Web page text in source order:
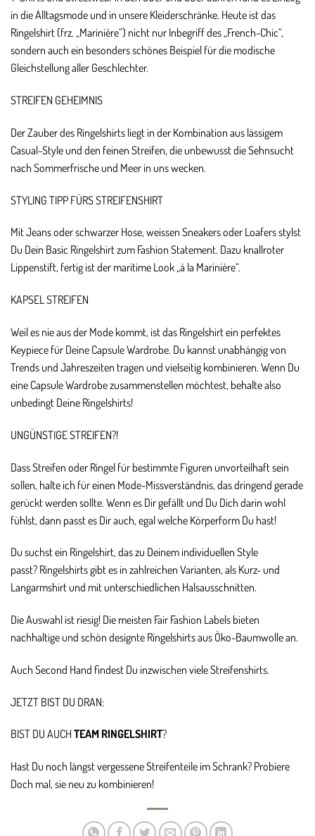
in die Alltagsmode und in unsere Kleiderschränke. Heute ist das
Ringelshirt (frz. „Marinière“) nicht nur Inbegriff des „French-Chic“,
sondern auch ein besonders schönes Beispiel für die modische
Gleichstellung aller Geschlechter.
STREIFEN GEHEIMNIS
Der Zauber des Ringelshirts liegt in der Kombination aus lässigem
Casual-Style und den feinen Streifen, die unbewusst die Sehnsucht
nach Sommerfrische und Meer in uns wecken.
STYLING TIPP FÜRS STREIFENSHIRT
Mit Jeans oder schwarzer Hose, weissen Sneakers oder Loafers stylst
Du Dein Basic Ringelshirt zum Fashion Statement. Dazu knallroter
Lippenstift, fertig ist der maritime Look „à la Marinière“.
KAPSEL STREIFEN
Weil es nie aus der Mode kommt, ist das Ringelshirt ein perfektes
Keypiece für Deine Capsule Wardrobe. Du kannst unabhängig von
Trends und Jahreszeiten tragen und vielseitig kombinieren. Wenn Du
eine Capsule Wardrobe zusammenstellen möchtest, behalte also
unbedingt Deine Ringelshirts!
UNGÜNSTIGE STREIFEN?!
Dass Streifen oder Ringel für bestimmte Figuren unvorteilhaft sein
sollen, halte ich für einen Mode-Missverständnis, das dringend gerade
gerückt werden sollte. Wenn es Dir gefällt und Du Dich darin wohl
fühlst, dann passt es Dir auch, egal welche Körperform Du hast!
Du suchst ein Ringelshirt, das zu Deinem individuellen Style
passt? Ringelshirts gibt es in zahlreichen Varianten, als Kurz- und
Langarmshirt und mit unterschiedlichen Halsausschnitten.
Die Auswahl ist riesig! Die meisten Fair Fashion Labels bieten
nachhaltige und schön designte Ringelshirts aus Öko-Baumwolle an.
Auch Second Hand findest Du inzwischen viele Streifenshirts.
JETZT BIST DU DRAN:
BIST DU AUCH TEAM RINGELSHIRT?
Hast Du noch längst vergessene Streifenteile im Schrank? Probiere
Doch mal, sie neu zu kombinieren!